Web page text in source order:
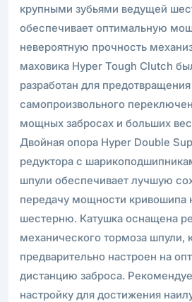
крупными зубьями ведущей
обеспечивает оптимальную
невероятную прочность
маховика Hyper Tough Clutch
разработан для
самопроизвольного
мощных забросах и больших
Двойная опора Hyper Double
редуктора с
шпули обеспечивает лучшую
передачу мощности кривошипа
шестерню. Катушка оснащена
механического тормоза шпули,
предварительно настроен на
дистанцию заброса.
настройку для достижения